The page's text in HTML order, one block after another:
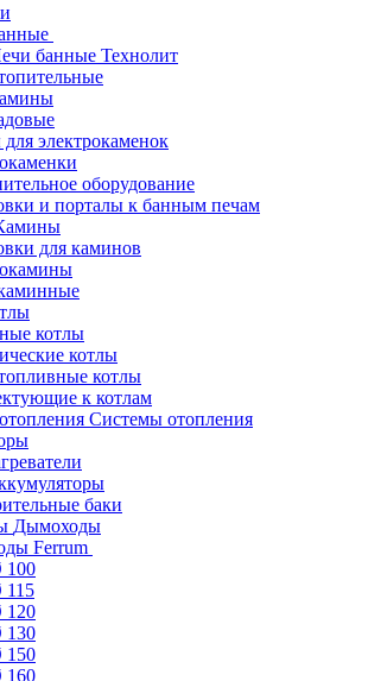
банные Технолит
электрокаменок
оборудование
и порталы к банным печам
для каминов
котлы
котлы
котлы
к котлам
Системы отопления
баки
Дымоходы
Ferrum
100
115
120
130
150
160